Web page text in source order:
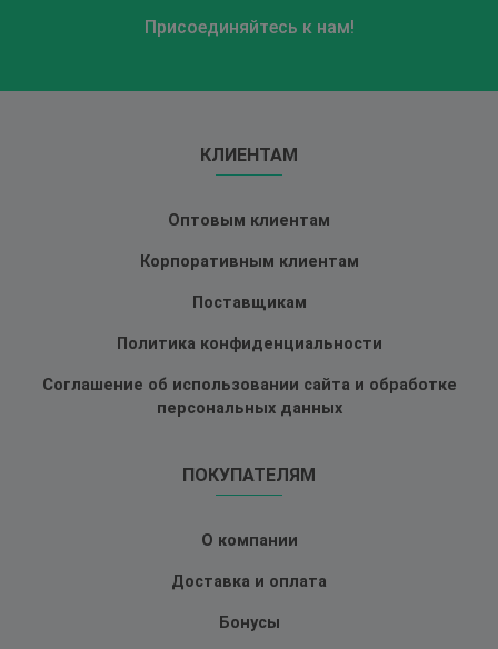
Присоединяйтесь к нам!
КЛИЕНТАМ
Оптовым клиентам
Корпоративным клиентам
Поставщикам
Политика конфиденциальности
Соглашение об использовании сайта и обработке
персональных данных
ПОКУПАТЕЛЯМ
О компании
Доставка и оплата
Бонусы